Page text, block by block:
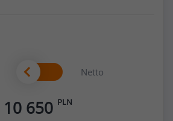
Netto
10 650 PLN